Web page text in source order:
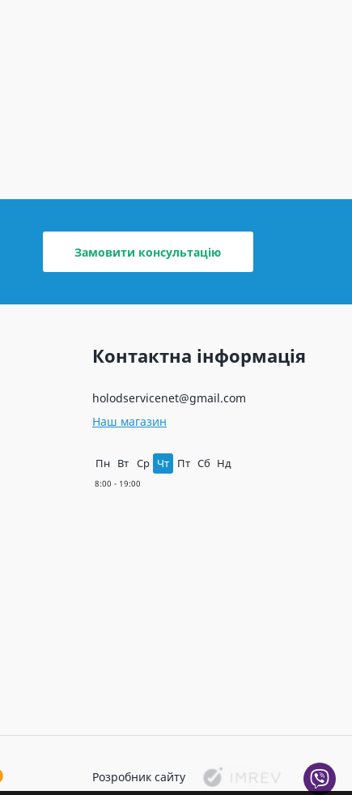
Замовити консультацію
Контактна інформація
holodservicenet@gmail.com
Наш магазин
Пн Вт Ср Чт Пт Сб Нд
Розробник сайту